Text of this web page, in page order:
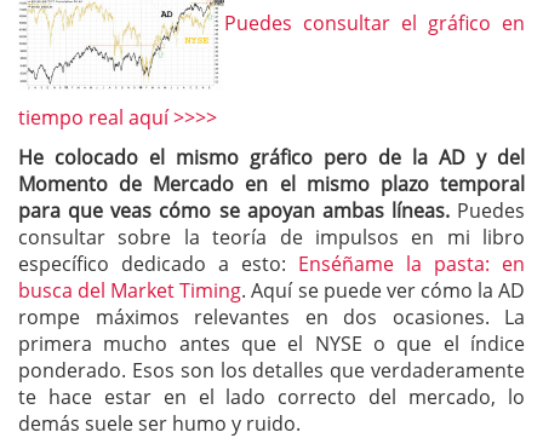
Puedes consultar el gráfico en
tiempo real aquí >>>>
He colocado el mismo gráfico pero de la AD y del
Momento de Mercado en el mismo plazo temporal
para que veas cómo se apoyan ambas líneas.Puedes
consultar sobre la teoría de impulsos en mi libro
específico dedicado a esto: Enséñame la pasta: en
busca del Market Timing. Aquí se puede ver cómo la AD
rompe máximos relevantes en dos ocasiones. La
primera mucho antes que el NYSE o que el índice
ponderado. Esos son los detalles que verdaderamente
te hace estar en el lado correcto del mercado, lo
demás suele ser humo y ruido.